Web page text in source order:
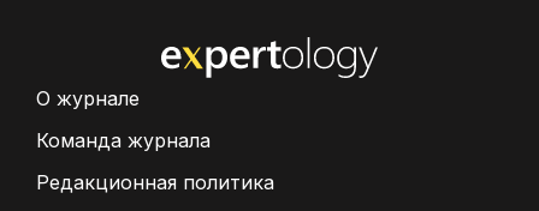
О журнале
Команда журнала
Редакционная политика